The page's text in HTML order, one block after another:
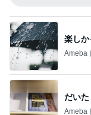
楽し
Ameba
だい
Ameba